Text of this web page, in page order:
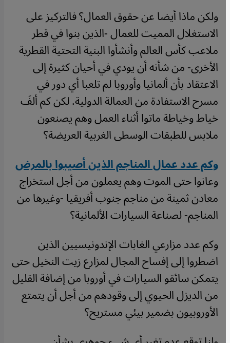
ولكن ماذا أيضا عن حقوق العمال؟ فالتركيز على
الاستغلال المميت للعمال -الذين بنوا في قطر
ملاعب كأس العالم وأنشأوا البنية التحتية القطرية
الأخرى- من شأنه أن يودي في أحيان كثيرة إلى
الاعتقاد بأن ألمانيا وأوروبا لم تلعبا أي دور في
مسرح الاستفادة من العمالة الدولية. لكن كم ألفَ
خياط وخياطة ماتوا أثناء العمل وهم يصنعون
ملابس للطبقات الوسطى الغربية العريضة؟
وكم عدد عمال المناجم الذين أصيبوا بالمرض
وعانوا حتى الموت وهم يعملون من أجل استخراج
معادن ثمينة من مناجم جنوب أفريقيا -وغيرها من
المناجم- لصناعة السيارات الألمانية؟
وكم عدد مزارعي الغابات الإندونيسيين الذين
اضطروا إلى إفساح المجال لمزارع زيت النخيل حتى
يتمكن سائقو السيارات في أوروبا من إضافة القليل
من الديزل الحيوي إلى وقودهم من أجل أن يتمتع
الأوروبيون بضمير بيئي مستريح؟